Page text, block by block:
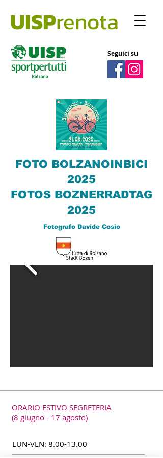
UISPrenota
Seguici su
FOTO BOLZANOINBICI
2025
FOTOS BOZNERRADTAG
2025
Fotografo Davide Cosio
ORARIO ESTIVO SEGRETERIA
(8 giugno - 17 agosto)
LUN-VEN: 8.00-13.00